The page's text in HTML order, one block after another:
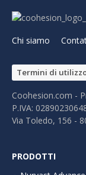
Chi siamo
Termini di
Coohesion.com -
P.IVA:
Via Toledo, 156 -
PRODOTTI